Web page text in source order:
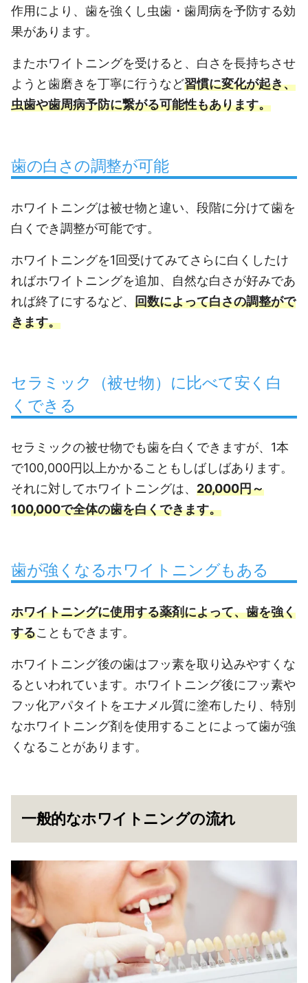
作用により、歯を強くし虫歯・歯周病を予防する効
果があります。
またホワイトニングを受けると、白さを長持ちさせ
ようと歯磨きを丁寧に行うなど習慣に変化が起き、
虫歯や歯周病予防に繋がる可能性もあります。
歯の白さの調整が可能
ホワイトニングは被せ物と違い、段階に分けて歯を
白くでき調整が可能です。
ホワイトニングを1回受けてみてさらに白くしたけ
ればホワイトニングを追加、自然な白さが好みであ
れば終了にするなど、 回数によって白さの調整がで
きます。
セラミック（被せ物）に比べて安く白
くできる
セラミックの被せ物でも歯を白くできますが、1本
で100,000円以上かかることもしばしばあります。
それに対してホワイトニングは、 20,000円～
100,000で全体の歯を白くできます。
歯が強くなるホワイトニングもある
ホワイトニングに使用する薬剤によって、歯を強く
することもできます。
ホワイトニング後の歯はフッ素を取り込みやすくな
るといわれています。ホワイトニング後にフッ素や
フッ化アパタイトをエナメル質に塗布したり、特別
なホワイトニング剤を使用することによって歯が強
くなることがあります。
一般的なホワイトニングの流れ